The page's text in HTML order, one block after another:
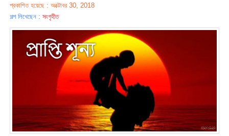
প্রকাশিত হয়েছে : অক্টোবর 30, 2018
গল্প লিখেছেন :সংগৃহীত